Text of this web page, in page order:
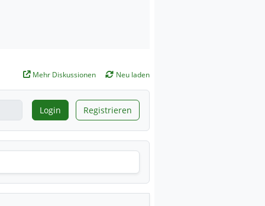
Mehr Diskussionen Neu laden
Login Registrieren